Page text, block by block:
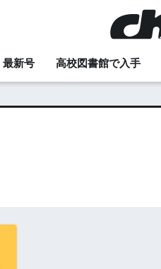
最新号 高校図書館で入手